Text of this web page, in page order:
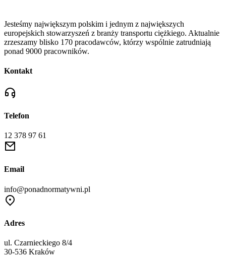
Jesteśmy największym polskim i jednym z największych
europejskich stowarzyszeń z branży transportu ciężkiego. Aktualnie
zrzeszamy blisko 170 pracodawców, którzy wspólnie zatrudniają
ponad 9000 pracowników.
Kontakt
Telefon
12 378 97 61
Email
info@ponadnormatywni.pl
Adres
ul. Czarnieckiego 8/4
30-536 Kraków